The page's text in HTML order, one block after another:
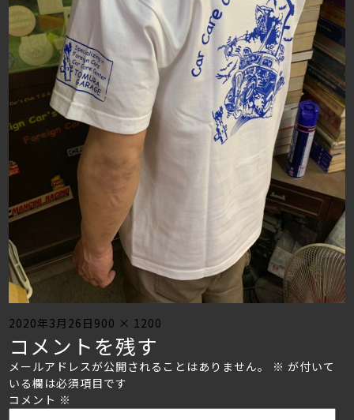
Posted
on
2020年3月26日 Full
size
900 × 1200
コメントを残す
メールアドレスが公開されることはありません。 ※ が付いて
いる欄は必須項目です
コメント ※